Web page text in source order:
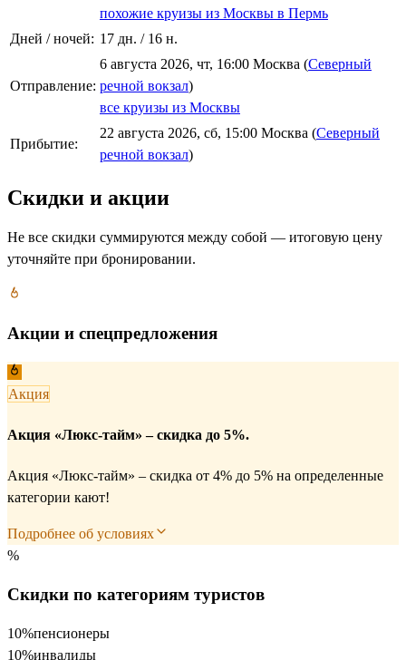
похожие круизы из Москвы в Пермь
Дней / ночей: 17 дн. / 16 н.
Отправление:
6 августа 2026, чт, 16:00 Москва (Северный
речной вокзал)
все круизы из Москвы
Прибытие:
22 августа 2026, сб, 15:00 Москва (Северный
речной вокзал)
Скидки и акции
Не все скидки суммируются между собой — итоговую цену
уточняйте при бронировании.
Акции и спецпредложения
Акция
Акция «Люкс-тайм» – скидка до 5%.
Акция «Люкс-тайм» – скидка от 4% до 5% на определенные
категории кают!
Подробнее об условиях
%
Скидки по категориям туристов
10%пенсионеры
10%инвалиды